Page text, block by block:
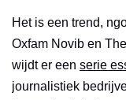
Het is een trend,
Oxfam Novib en
wijdt er een serie
journalistiek